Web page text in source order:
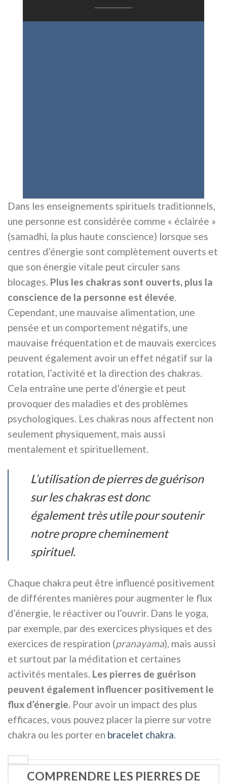
Dans les enseignements spirituels traditionnels,
une personne est considérée comme « éclairée »
(samadhi, la plus haute conscience) lorsque ses
centres d’énergie sont complètement ouverts et
que son énergie vitale peut circuler sans
blocages. Plus les chakras sont ouverts, plus la
conscience de la personne est élevée
Cependant, une mauvaise alimentation, une
pensée et un comportement négatifs, une
mauvaise fréquentation et de mauvais exercices
peuvent également avoir un effet négatif sur la
rotation, l’activité et la direction des chakras.
Cela entraîne une perte d’énergie et peut
provoquer des maladies et des problèmes
psychologiques. Les chakras nous affectent non
seulement physiquement, mais aussi
mentalement et spirituellement.
L’utilisation de pierres de guérison
sur les chakras est donc
également très utile pour soutenir
notre propre cheminement
spirituel.
Chaque chakra peut être influencé positivement
de différentes manières pour augmenter le flux
d’énergie, le réactiver ou l’ouvrir. Dans le yoga,
par exemple, par des exercices physiques et des
exercices de respiration (pranayama), mais aussi
et surtout par la méditation et certaines
activités mentales. Les pierres de guérison
peuvent également influencer positivement le
flux d’énergie. Pour avoir un impact des plus
efficaces, vous pouvez placer la pierre sur votre
chakra ou les porter en bracelet chakra.
COMPRENDRE LES PIERRES DE